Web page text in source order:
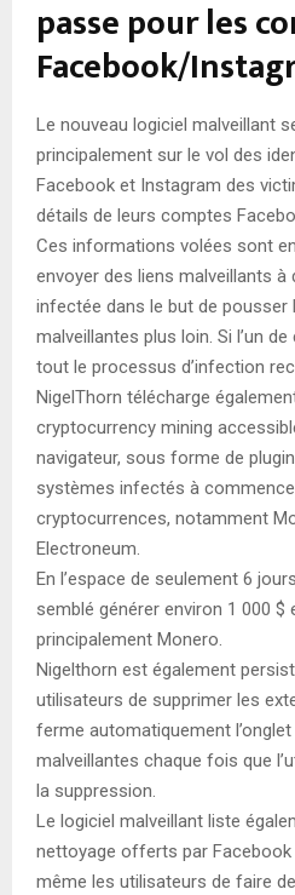
passe pour les
Facebook/
Le nouveau logiciel malveillant
principalement sur le vol des
Facebook et Instagram des
détails de leurs comptes
Ces informations volées sont
envoyer des liens malveillants à
infectée dans le but de
malveillantes plus loin. Si l’un
tout le processus d’infection
NigelThorn télécharge
cryptocurrency mining
navigateur, sous forme de
systèmes infectés à
cryptocurrences, notamment
Electroneum.
En l’espace de seulement 6
semblé générer environ 1 000 $
principalement Monero.
Nigelthorn est également
utilisateurs de supprimer les
ferme automatiquement
malveillantes chaque fois que
la suppression.
Le logiciel malveillant liste
nettoyage offerts par
même les utilisateurs de faire